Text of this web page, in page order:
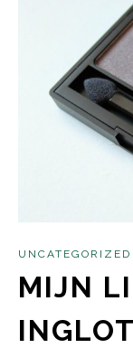
UNCATEGORIZED
MIJN